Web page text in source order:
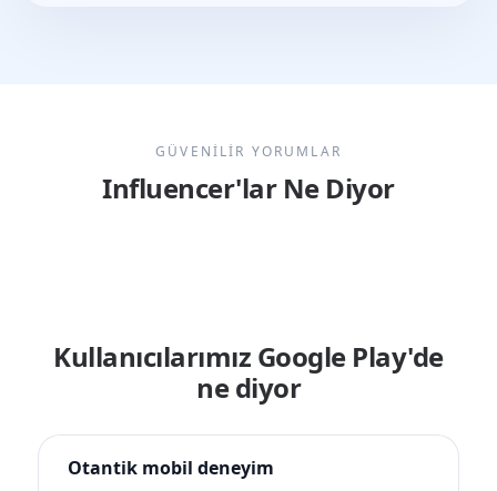
GÜVENİLİR YORUMLAR
Influencer'lar Ne Diyor
Kullanıcılarımız Google Play'de
ne diyor
Otantik mobil deneyim